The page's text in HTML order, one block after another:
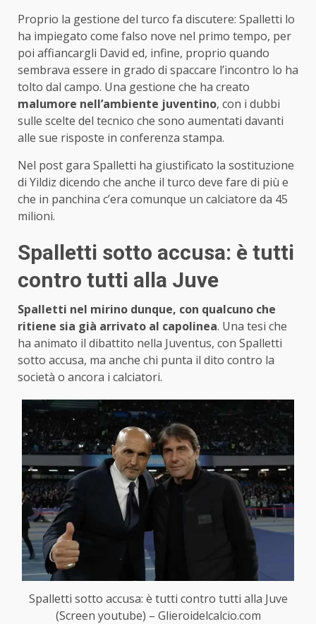
Proprio la gestione del turco fa discutere: Spalletti lo
ha impiegato come falso nove nel primo tempo, per
poi affiancargli David ed, infine, proprio quando
sembrava essere in grado di spaccare l’incontro lo ha
tolto dal campo. Una gestione che ha creato
malumore nell’ambiente juventino, con i dubbi
sulle scelte del tecnico che sono aumentati davanti
alle sue risposte in conferenza stampa.
Nel post gara Spalletti ha giustificato la sostituzione
di Yildiz dicendo che anche il turco deve fare di più e
che in panchina c’era comunque un calciatore da 45
milioni.
Spalletti sotto accusa: è tutti
contro tutti alla Juve
Spalletti nel mirino dunque, con qualcuno che
ritiene sia già arrivato al capolinea. Una tesi che
ha animato il dibattito nella Juventus, con Spalletti
sotto accusa, ma anche chi punta il dito contro la
società o ancora i calciatori.
Spalletti sotto accusa: è tutti contro tutti alla Juve
(Screen youtube) – Glieroidelcalcio.com